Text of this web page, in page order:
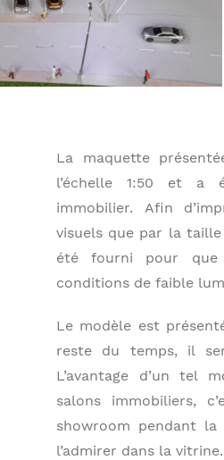
La maquette
l’échelle 1:50 et a
immobilier. Afin
visuels que par la taille
été fourni pour que
conditions de faible
Le modèle est
reste du temps, il
L’avantage d’un tel
salons immobiliers,
showroom pendant
l’admirer dans la vitrine.